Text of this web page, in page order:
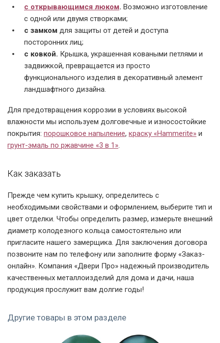
Обратная сторона
крышки
Крышка для очага
диаметром 106 см
Борт крышки
с открывающимся люком. Возможно изготовление
с одной или двумя створками;
с замком для защиты от детей и доступа
посторонних лиц;
с ковкой. Крышка, украшенная коваными петлями и
задвижкой, превращается из просто
функционального изделия в декоративный элемент
ландшафтного дизайна.
Для предотвращения коррозии в условиях высокой
влажности мы используем долговечные и износостойкие
покрытия: порошковое напыление, краску «Hammerite» и
грунт-эмаль по ржавчине «3 в 1».
Как заказать
Прежде чем купить крышку, определитесь с
необходимыми свойствами и оформлением, выберите тип и
цвет отделки. Чтобы определить размер, измерьте внешний
диаметр колодезного кольца самостоятельно или
пригласите нашего замерщика. Для заключения договора
позвоните нам по телефону или заполните форму «Заказ-
онлайн». Компания «Двери Про» надежный производитель
качественных металлоизделий для дома и дачи, наша
продукция прослужит вам долгие годы!
Другие товары в этом разделе